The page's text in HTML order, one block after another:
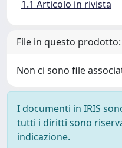
1.1 Articolo in rivista
File in questo prodotto:
Non ci sono file
I documenti in IRIS
tutti i diritti sono
indicazione.